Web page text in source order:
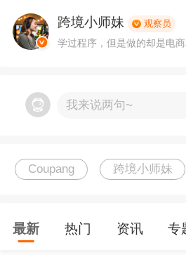
2、普通开店
等。
适合对象：品牌商家；或已
营业执照类别：韩国营业执
跨境小师妹 观察员
学过程序，但是做的却是电商
我来说两句~
Coupang 跨境小师妹
最新 热门 资讯 专